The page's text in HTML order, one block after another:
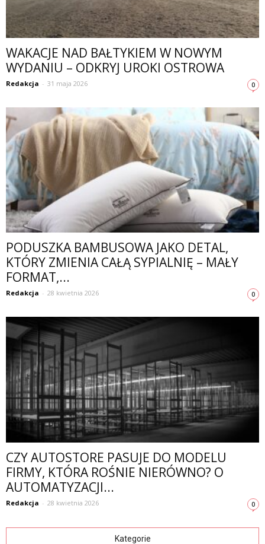
WAKACJE NAD BAŁTYKIEM W NOWYM
WYDANIU – ODKRYJ UROKI OSTROWA
Redakcja - 31 maja 2026 0
PODUSZKA BAMBUSOWA JAKO DETAL,
KTÓRY ZMIENIA CAŁĄ SYPIALNIĘ – MAŁY
FORMAT,...
Redakcja - 28 kwietnia 2026 0
CZY AUTOSTORE PASUJE DO MODELU
FIRMY, KTÓRA ROŚNIE NIERÓWNO? O
AUTOMATYZACJI...
Redakcja - 28 kwietnia 2026 0
Kategorie